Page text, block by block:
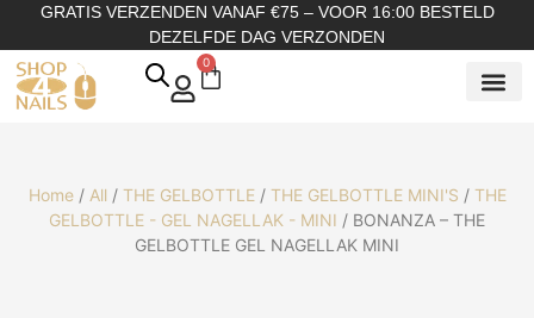
GRATIS VERZENDEN VANAF €75 – VOOR 16:00 BESTELD
DEZELFDE DAG VERZONDEN
0
Home/ All / THE GELBOTTLE/ THE GELBOTTLE MINI'S / THE
GELBOTTLE - GEL NAGELLAK - MINI / BONANZA – THE
GELBOTTLE GEL NAGELLAK MINI